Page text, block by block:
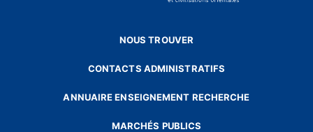
NOUS TROUVER
CONTACTS ADMINISTRATIFS
ANNUAIRE ENSEIGNEMENT RECHERCHE
MARCHÉS PUBLICS